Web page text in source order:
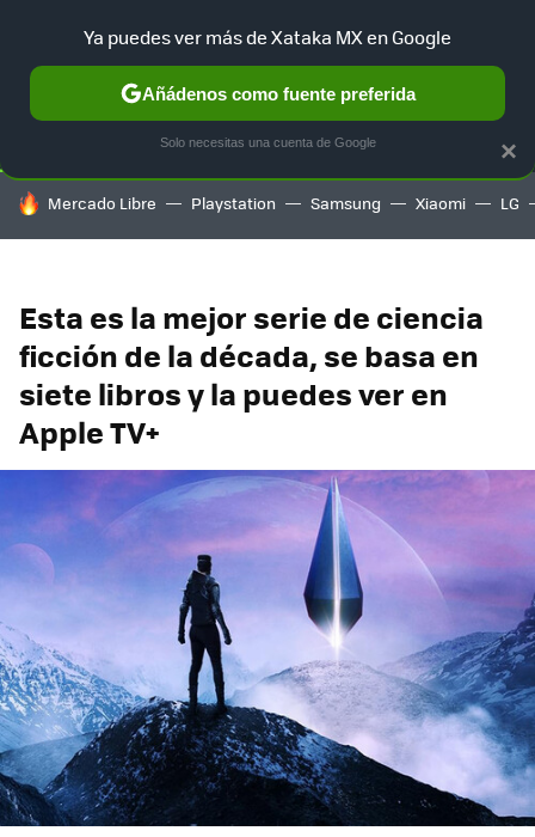
SELECCIÓN GAMING HOME AUTO TERRITORIO
HOY SE HABLA DE
Mercado Libre Playstation Samsung Xiaomi LG
Esta es la mejor serie de ciencia
ficción de la década, se basa en
siete libros y la puedes ver en
Apple TV+
×
Ya puedes ver más de Xataka MX en Google
Añádenos como fuente preferida
Solo necesitas una cuenta de Google